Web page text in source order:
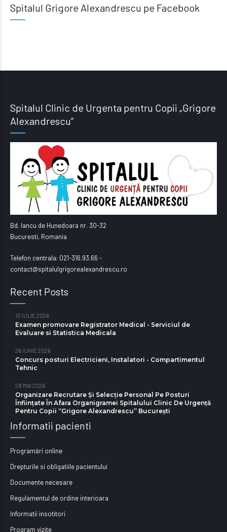
Spitalul Grigore Alexandrescu pe Facebook
Spitalul Clinic de Urgenta pentru Copii „Grigore
Alexandrescu”
Bd. Iancu de Hunedoara nr. 30-32
Bucuresti, Romania
Telefon centrala: 021-316.93.66 -
contact@spitalulgrigorealexandrescu.ro
Recent Posts
10 IULIE 2026
Examen promovare Registrator Medical - Serviciul de
Evaluare si Statistica Medicala
26 IUNIE 2026
Concurs posturi Electricieni, Instalatori - Compartimentul
Tehnic
28 MAI 2026
Organizare Recrutare Și Selecție Personal Pe Posturi
Înființate În Afara Organigramei Spitalului Clinic De Urgență
Pentru Copii “Grigore Alexandrescu” Bucureşti
Informatii pacienti
Programări online
Drepturile si obligatiile pacientului
Documente necesare
Regulamentul de ordine interioara
Informatii insotitori
Program vizite